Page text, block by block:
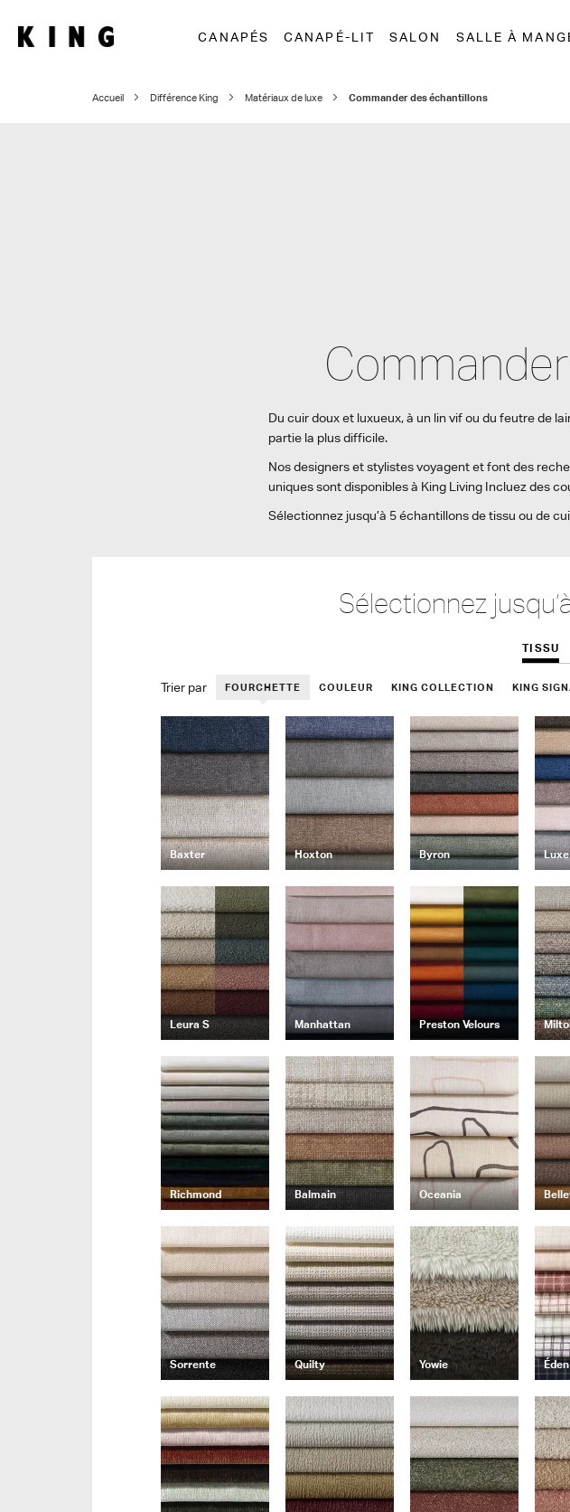
CANAPÉS CANAPÉ-LIT SALON SALLE À
Accueil Différence King Matériaux de luxe Commander des échantillons
Du cuir doux et luxueux, à un lin vif ou du feutre de
partie la plus difficile.
Nos designers et stylistes voyagent et font des
uniques sont disponibles à King Living Incluez des
Sélectionnez jusqu’à 5 échantillons de tissu ou de
Sélectionnez
TISSU
Trier par FOURCHETTE COULEUR KING COLLECTION KING
Baxter Hoxton Byron Luxe
Leura S Manhattan Preston Velours
Richmond Balmain Oceania
Sorrente Quilty Yowie